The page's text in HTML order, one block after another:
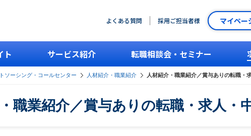
よくある質問 採用ご担当者様 マイペー
ト サービス紹介 転職相談会・セミナー
ソーシング・コールセンター 人材紹介・職業紹介 人材紹介・職業紹介／賞与ありの転職・
職業紹介／賞与ありの転職・求人・